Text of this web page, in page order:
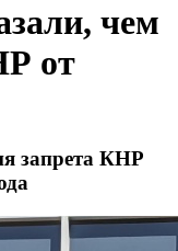
чем
от
запрета КНР